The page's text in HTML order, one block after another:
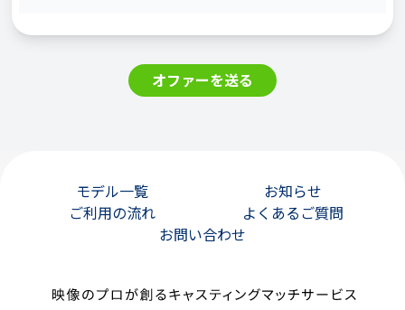
オファーを送る
モデル一覧
お知らせ
ご利用の流れ
よくあるご質問
お問い合わせ